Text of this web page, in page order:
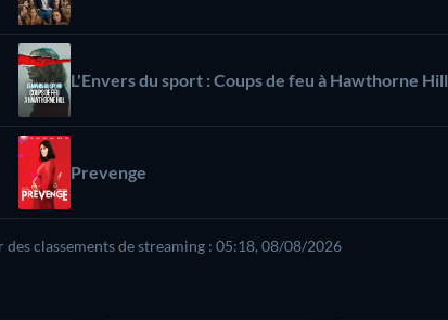
L'Envers du sport : Coups de feu à Hawthorne Hill
Prevenge
des classements de streaming : 05:18, 08/08/2026